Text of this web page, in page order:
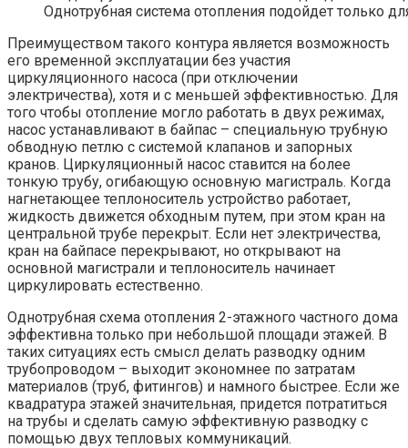
Однотрубная система отопления подойдет только
Преимуществом такого контура является возможность
его временной эксплуатации без участия
циркуляционного насоса (при отключении
электричества), хотя и с меньшей эффективностью. Для
того чтобы отопление могло работать в двух режимах,
насос устанавливают в байпас – специальную трубную
обводную петлю с системой клапанов и запорных
кранов. Циркуляционный насос ставится на более
тонкую трубу, огибающую основную магистраль. Когда
нагнетающее теплоноситель устройство работает,
жидкость движется обходным путем, при этом кран на
центральной трубе перекрыт. Если нет электричества,
кран на байпасе перекрывают, но открывают на
основной магистрали и теплоноситель начинает
циркулировать естественно.
Однотрубная схема отопления 2-этажного частного дома
эффективна только при небольшой площади этажей. В
таких ситуациях есть смысл делать разводку одним
трубопроводом – выходит экономнее по затратам
материалов (труб, фитингов) и намного быстрее. Если же
квадратура этажей значительная, придется потратиться
на трубы и сделать самую эффективную разводку с
помощью двух тепловых коммуникаций.